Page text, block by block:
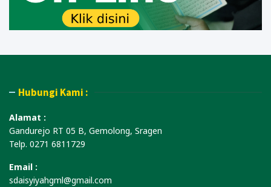
Hubungi Kami :
Alamat :
Gandurejo RT 05 B, Gemolong, Sragen
Telp. 0271 6811729
Email :
sdaisyiyahgml@gmail.com